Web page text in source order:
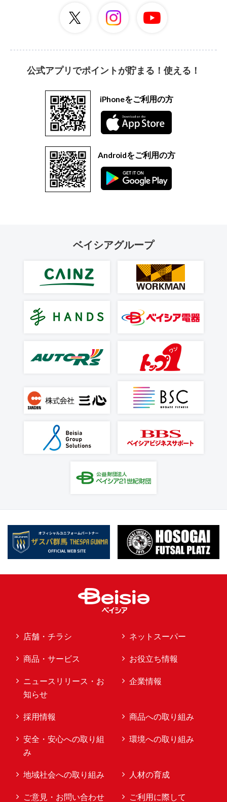
公式アプリでポイントが貯まる！使える！
iPhoneをご利用の方
Androidをご利用の方
ベイシアグループ
店舗・チラシ ネットスーパー
商品・サービス お役立ち情報
ニュースリリース・お
知らせ
企業情報
採用情報 商品への取り組み
安全・安心への取り組
み
環境への取り組み
地域社会への取り組み 人材の育成
ご意見・お問い合わせ ご利用に際して